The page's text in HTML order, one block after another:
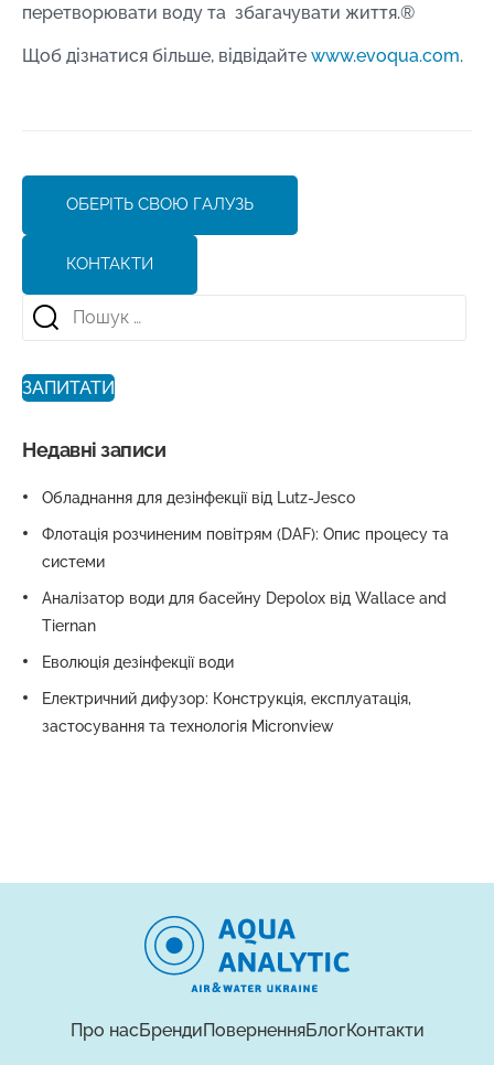
ЗАПИТАТИ
Недавні записи
Обладнання для дезінфекції від Lutz-Jesco
Флотація розчиненим повітрям (DAF): Опис процесу та
системи
Аналізатор води для басейну Depolox від Wallace and
Tiernan
Еволюція дезінфекції води
Електричний дифузор: Конструкція, експлуатація,
застосування та технологія Micronview
перетворювати воду та збагачувати життя.®
Щоб дізнатися більше, відвідайте www.evoqua.com.
ОБЕРІТЬ СВОЮ ГАЛУЗЬ
КОНТАКТИ
Про насБрендиПоверненняБлогКонтакти